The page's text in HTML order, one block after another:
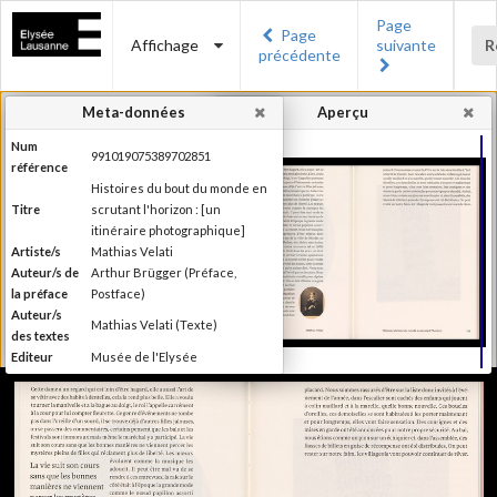
Affichage
Page
précédente
Page
suivante
Aperçu
Meta-données
Num
référence
991019075389702851
Titre
Histoires du bout du monde en
scrutant l'horizon : [un
itinéraire photographique]
Artiste/s
Mathias Velati
Auteur/s de
la préface
Arthur Brügger (Préface,
Postface)
Auteur/s
des textes
Mathias Velati (Texte)
Editeur
Musée de l'Elysée
Lieu
d'édition
Lausanne
Date
d'édition
2015
Recueil de textes de Mathias
Velati dialoguant avec 25 clichés